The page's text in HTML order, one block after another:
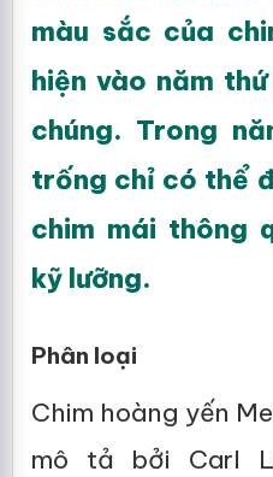
màu sắc của
hiện vào năm
chúng. Trong
trống chỉ có thể
chim mái thông
kỹ lưỡng.
Phân loại
Chim hoàng yến
mô tả bởi Carl